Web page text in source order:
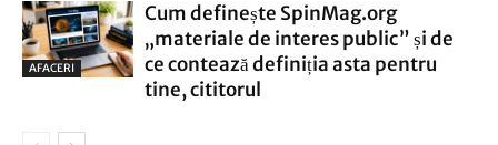
AFACERI
Cum definește SpinMag.org
„materiale de interes public” și de
ce contează definiția asta pentru
tine, cititorul